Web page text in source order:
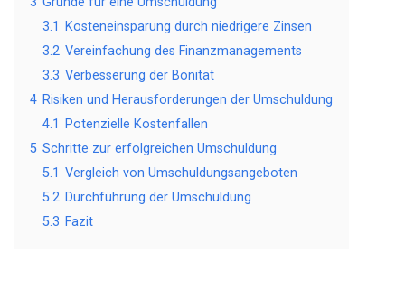
3.1
Kosteneinsparung durch niedrigere Zinsen
3.2 Vereinfachung des Finanzmanagements
3.3 Verbesserung der Bonität
4 Risiken und Herausforderungen der Umschuldung
4.1
Potenzielle Kostenfallen
5 Schritte zur erfolgreichen Umschuldung
5.1 Vergleich von Umschuldungsangeboten
5.2 Durchführung der Umschuldung
5.3 Fazit